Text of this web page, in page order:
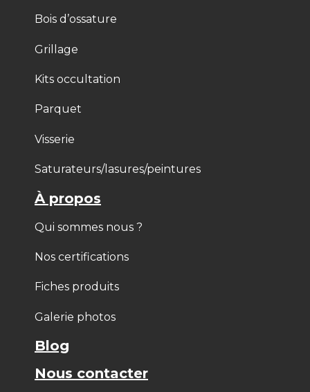
Bois d’ossature
Grillage
Kits occultation
Parquet
Visserie
Saturateurs/lasures/peintures
À propos
Qui sommes nous ?
Nos certifications
Fiches produits
Galerie photos
Blog
Nous contacter